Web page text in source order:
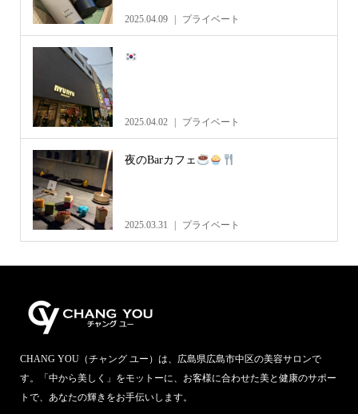
2025.04.09 プライベート
2025.04.02 プライベート
夜のBarカフェ
2025.03.31 プライベート
CHANG YOU（チャング ユー）は、広島県広島市中区の美容サロンで
す。「中から美しく」をモットーに、お客様に合わせた美と健康のサポー
トで、あなたの輝きをお手伝いします。